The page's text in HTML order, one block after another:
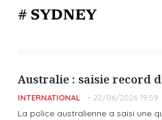
# SYDNEY
Australie : saisie record
INTERNATIONAL 22/06/2026 19:59
La police australienne a saisi une